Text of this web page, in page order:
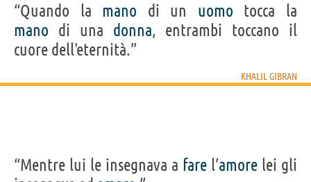
“Quando la mano di un uomo tocca la
mano di una donna, entrambi toccano il
cuore dell'eternità.”
KHALIL GIBRAN
“Mentre lui le insegnava a fare l’amore lei gli